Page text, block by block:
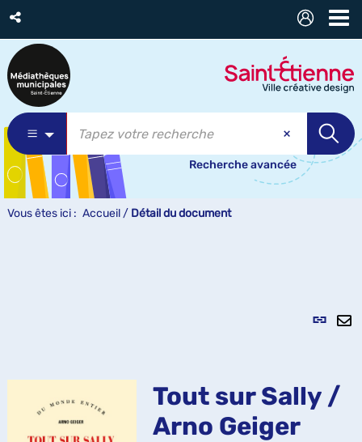
Recherche avancée
Vous êtes ici : Accueil / Détail du document
Lien
Tout sur Sally /
Arno Geiger